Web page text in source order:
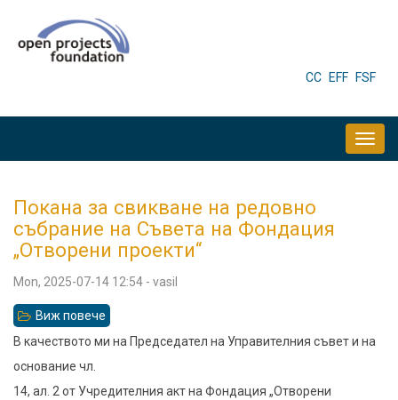
HEADER
CC EFF FSF
Покана за свикване на редовно
събрание на Съвета на Фондация
„Отворени проекти“
Mon, 2025-07-14 12:54 - vasil
Виж повече
Покана
свикване
В качеството ми на Председател на Управителния съвет и на
основание чл.
14, ал. 2 от Учредителния акт на Фондация „Отворени